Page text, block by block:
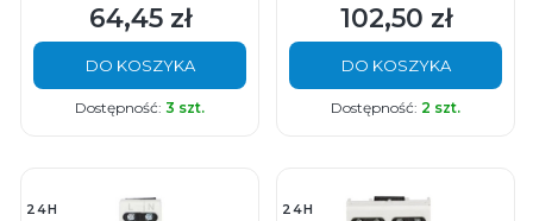
Cena
64,45 zł
DO KOSZYKA
Dostępność: 3 szt.
Cena
102,50 zł
DO KOSZYKA
Dostępność: 2 szt.
24H 24H